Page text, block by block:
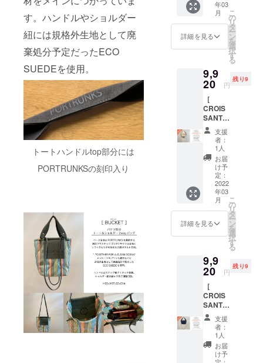
す。ハンドルやショルダー
紐には規格外生地として廃
棄処分予定だったECO
SUEDEを使用。
トートハンドルtop部分には
PORTRUNKSの刻印入り
+消費税
￥680+
￥300)
のとこ
料をこ
ちらで
ご負担
してお
届けし
ます。
H19×W
28 ショ
ルダー
約
140cm(
装着
時）
SUEDE
を使
用。
ショル
を調節
可能。
売を前
にご支
援いた
だいた
方には
通常
￥7,880
(商品
￥6,800
+消費税
￥680+
送料
のとこ
ろ消費
ちらで
ご負担
してお
届けし
ます。
H19×W
28 ショ
ルダー
140cm(
装着
ルト生
地。”T
OGETH
ER FOR
"メッ
セージ
のプリ
ント部
分や
ショル
ダー紐
に規格
外生地
として
廃棄処
分予定
だった
ECO
SUEDE
を使
用。
で長さ
を調節
一般販
売を前
にご支
援いた
だいた
方には
通常
￥7,880
ような
ミニ
トート
＆ショ
ルダー
2way
グ。限
定10個
を特別
お得に
お届け
するプ
ランで
す。通
¥12,400
(商品
¥11,000
+消費税
¥1,100+
送料
¥300)→
20%OF
F¥9,920
PORTR
UNKS
を象徴
する海
洋プラ
スチッ
クゴミ
のリサ
イクル
生地に
リサイ
年03
月
詳細を見る
こ
の
リ
タ
ー
ン
を
選
択
す
る
9,9
20 円
残り9
［
CROIS
SANT
］
c#/multi
（マル
チ）ク
ロワッ
サンの
ような
ミニ
トート
＆ショ
ルダー
2way
バッ
定10個
を特別
お得に
お届け
するプ
ランで
す。通
¥12,400
(商品
¥11,000
支援
者：
1人
お届
け予
定：
2022
年03
月
詳細を見る
こ
の
リ
タ
ー
ン
を
選
択
す
る
9,9
20 円
残り9
［
CROIS
SANT
］c#?
Navy（
ネイ
ビー）
クロ
支援
者：
1人
お届
け予